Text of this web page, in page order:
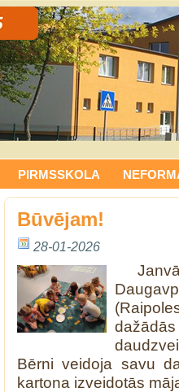
PIRMSSKOLA
Būvējam!
28-01-2026
Bērni veidoja savu
kartona izveidotās